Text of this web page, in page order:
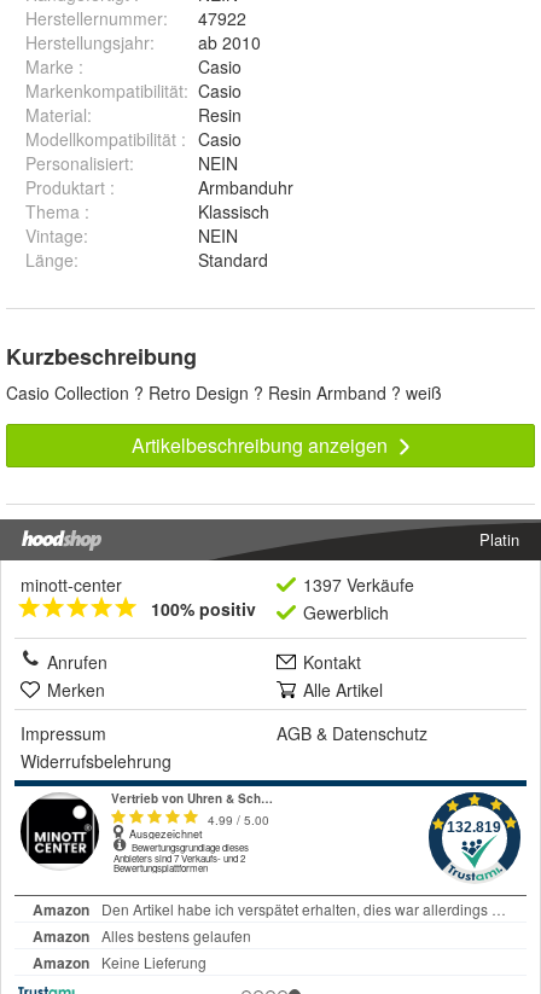
Herstellernummer:
47922
Herstellungsjahr:
ab 2010
Marke :
Casio
Markenkompatibilität: Casio
Material:
Resin
Modellkompatibilität : Casio
Personalisiert:
NEIN
Produktart :
Armbanduhr
Thema :
Klassisch
Vintage:
NEIN
Länge: Standard
Kurzbeschreibung
Casio Collection ? Retro Design ? Resin Armband ? weiß
Artikelbeschreibung anzeigen
Platin
minott-center
100% positiv
1397 Verkäufe
Gewerblich
Anrufen
Kontakt
Merken
Alle Artikel
Impressum
AGB & Datenschutz
Widerrufsbelehrung